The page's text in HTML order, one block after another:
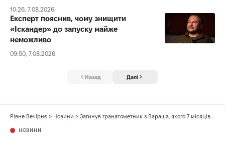
10:26, 7.08.2026
Експерт пояснив, чому знищити
«Іскандер» до запуску майже
неможливо
09:50, 7.08.2026
Назад Далі
Рівне Вечірнє > Новини > Загинув гранатометник з Вараша, якого 7 місяців вважали зниклим безвісти
НОВИНИ